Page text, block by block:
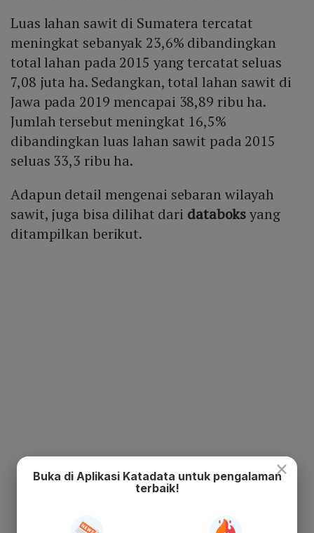
Luas lahan sawit di Sumatera tercatat
meningkat sebanyak 23,6% dibandingkan
total lahan pada 2015 yang tercatat seluas
7,08 juta ha. Sedangkan, total lahan sawit di
Jawa pada 2019 mencapai 38,89 ribu ha.
Jumlah tersebut meningkat 16,5%
dibandingkan luas lahan sawit pada 2015
seluas 33,3 ribu ha.
Adapun detail mengenai sebaran wilayah
sawit, juga bisa dilihat dari databoksyang
ditampilkan berikut.
×
Buka di Aplikasi Katadata untuk pengalaman
terbaik!